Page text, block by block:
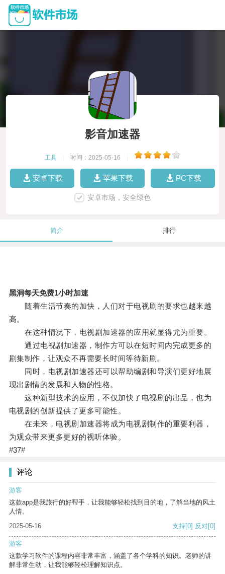
影音加速器
工具 时间：2025-05-16
安卓下载 苹果下载 PC下载
安卓市场，安全绿色
简介 排行
黑洞每天免费1小时加速
随着生活节奏的加快，人们对于电视剧的要求也越来越
高。
在这种情况下，电视剧加速器的应用就显得尤为重要。
通过电视剧加速器，制作方可以在短时间内完成更多的
剧集制作，让观众不再需要长时间等待新剧。
同时，电视剧加速器还可以帮助编剧和导演们更好地展
现出剧情的发展和人物的性格。
这种新型技术的应用，不仅加快了电视剧的出品，也为
电视剧的创新提供了更多可能性。
在未来，电视剧加速器将成为电视剧制作的重要利器，
为观众带来更多更好的视听体验。
#37#
评论
游客
这款app是我旅行的好帮手，让我能够轻松找到目的地，了解当地的风土
人情。
2025-05-16
支持[0] 反对[0]
游客
这款学习软件的课程内容非常丰富，涵盖了各个学科的知识。老师的讲
解非常生动，让我能够轻松理解知识点。